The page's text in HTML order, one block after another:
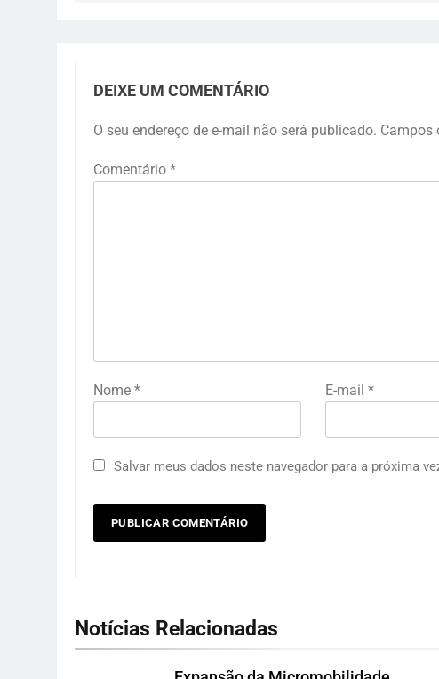
DEIXE UM COMENTÁRIO
O seu endereço de e-mail não será publicado. Campos
Comentário *
Nome * E-mail *
Salvar meus dados neste navegador para a próxima
Notícias Relacionadas